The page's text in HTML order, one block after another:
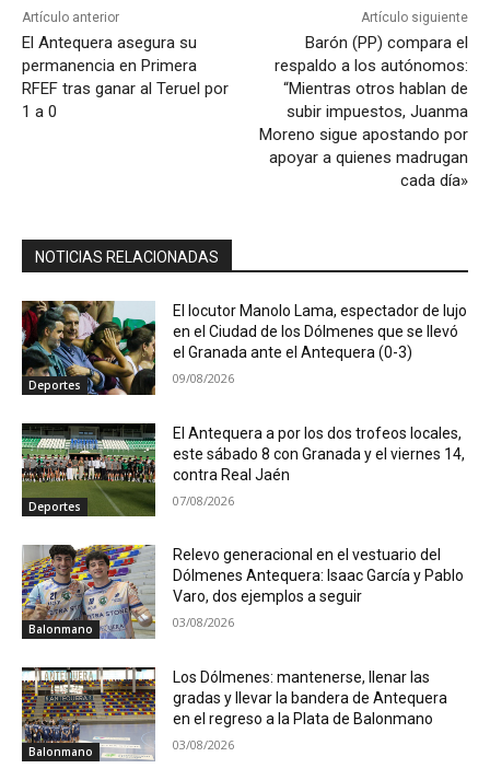
Artículo anterior
El Antequera asegura su
permanencia en Primera
RFEF tras ganar al Teruel por
1 a 0
Artículo siguiente
Barón (PP) compara el
respaldo a los autónomos:
“Mientras otros hablan de
subir impuestos, Juanma
Moreno sigue apostando por
apoyar a quienes madrugan
cada día»
NOTICIAS RELACIONADAS
Deportes
El locutor Manolo Lama, espectador de lujo
en el Ciudad de los Dólmenes que se llevó
el Granada ante el Antequera (0-3)
09/08/2026
Deportes
El Antequera a por los dos trofeos locales,
este sábado 8 con Granada y el viernes 14,
contra Real Jaén
07/08/2026
Balonmano
Relevo generacional en el vestuario del
Dólmenes Antequera: Isaac García y Pablo
Varo, dos ejemplos a seguir
03/08/2026
Balonmano
Los Dólmenes: mantenerse, llenar las
gradas y llevar la bandera de Antequera
en el regreso a la Plata de Balonmano
03/08/2026